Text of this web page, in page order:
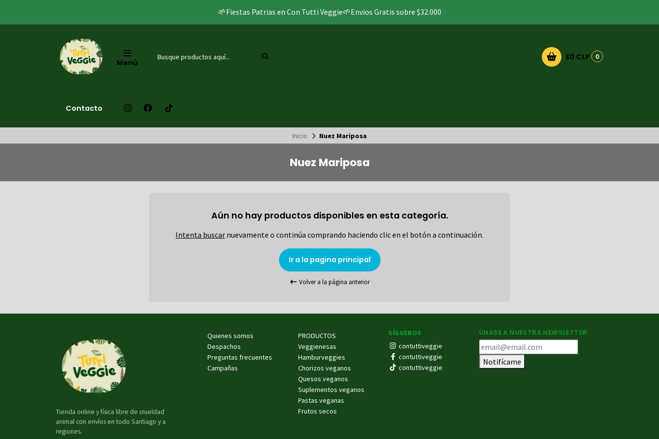
🌱Fiestas Patrias en Con Tutti Veggie🌱Envios Gratis sobre $32.000
Menú
$0 CLP 0
Contacto
Inicio Nuez Mariposa
Nuez Mariposa
Aún no hay productos disponibles en esta categoría.
Intenta buscar nuevamente o continúa comprando haciendo clic en el botón a continuación.
Ir a la pagina principal
Volver a la página anterior
Tienda online y física libre de crueldad
animal con envíos en todo Santiago y a
regiones.
Quienes somos
Despachos
Preguntas frecuentes
Campañas
PRODUCTOS
Veggienesas
Hamburveggies
Chorizos veganos
Quesos veganos
Suplementos veganos
Pastas veganas
Frutos secos
SÍGUENOS
contuttiveggie
contuttiveggie
contuttiveggie
ÚNASE A NUESTRA NEWSLETTER
Notifícame